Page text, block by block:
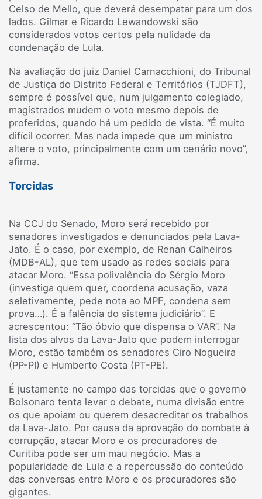
Celso de Mello, que deverá desempatar para um dos
lados. Gilmar e Ricardo Lewandowski são
considerados votos certos pela nulidade da
condenação de Lula.
Na avaliação do juiz Daniel Carnacchioni, do Tribunal
de Justiça do Distrito Federal e Territórios (TJDFT),
sempre é possível que, num julgamento colegiado,
magistrados mudem o voto mesmo depois de
proferidos, quando há um pedido de vista. “É muito
difícil ocorrer. Mas nada impede que um ministro
altere o voto, principalmente com um cenário novo”,
afirma.
Torcidas
Na CCJ do Senado, Moro será recebido por
senadores investigados e denunciados pela Lava-
Jato. É o caso, por exemplo, de Renan Calheiros
(MDB-AL), que tem usado as redes sociais para
atacar Moro. “Essa polivalência do Sérgio Moro
(investiga quem quer, coordena acusação, vaza
seletivamente, pede nota ao MPF, condena sem
prova…). É a falência do sistema judiciário”. E
acrescentou: “Tão óbvio que dispensa o VAR”. Na
lista dos alvos da Lava-Jato que podem interrogar
Moro, estão também os senadores Ciro Nogueira
(PP-PI) e Humberto Costa (PT-PE).
É justamente no campo das torcidas que o governo
Bolsonaro tenta levar o debate, numa divisão entre
os que apoiam ou querem desacreditar os trabalhos
da Lava-Jato. Por causa da aprovação do combate à
corrupção, atacar Moro e os procuradores de
Curitiba pode ser um mau negócio. Mas a
popularidade de Lula e a repercussão do conteúdo
das conversas entre Moro e os procuradores são
gigantes.